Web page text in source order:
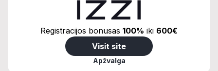
Registracijos bonusas 100% iki 600€
Visit site
Apžvalga